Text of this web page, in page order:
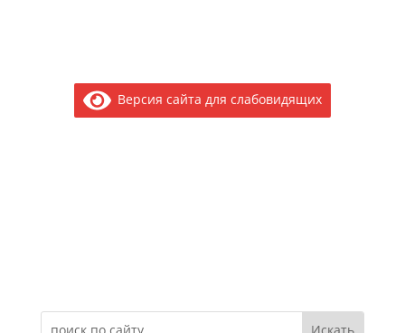
Версия сайта для слабовидящих